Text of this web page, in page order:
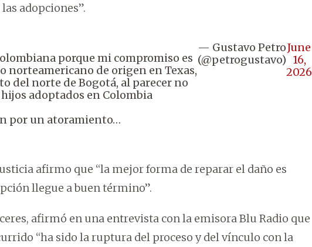
adopciones”.
porque mi compromiso es
norteamericano de origen en Texas,
del norte de Bogotá, al parecer no
adoptados en Colombia
por un atoramiento…
— Gustavo Petro
(@petrogustavo)
June
16,
2026
afirmo que “la mejor forma de reparar el daño es
llegue a buen término”.
afirmó en una entrevista con la emisora Blu Radio que
“ha sido la ruptura del proceso y del vínculo con la